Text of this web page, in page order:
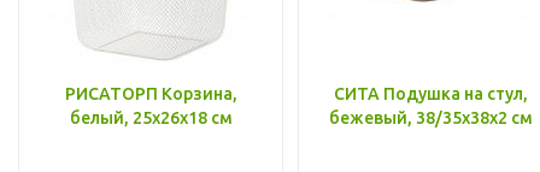
РИСАТОРП Корзина,
белый, 25x26x18 см
СИТА Подушка на стул,
бежевый, 38/35x38x2 см